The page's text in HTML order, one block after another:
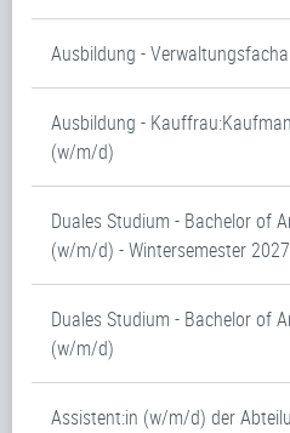
Ausbildung -
Ausbildung -
(w/m/d)
Duales Studium - Bachelor of
(w/m/d) - Wintersemester 2027
Duales Studium - Bachelor of
(w/m/d)
Assistent:in (w/m/d) der